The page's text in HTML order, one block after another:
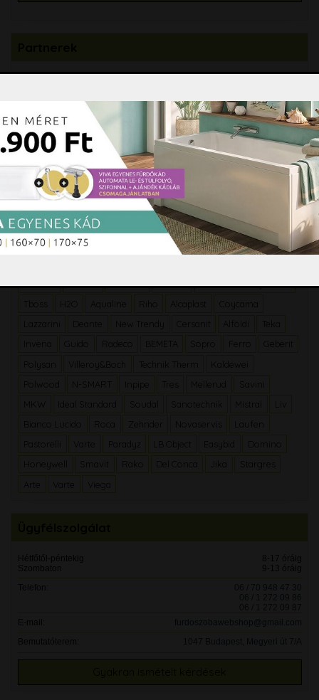
Fürdőszobacentrum
Kád szaküzlet
Zuhanykabinok.hu
Márkák
Radaway Ravak Kolpa San Sapho
Besco
NIWELL
Mofém Cersanit Duravit
Roltechnik Projet Line
Tboss
H2O Aqualine Alcaplast
Deante New Trendy Cersanit Alföldi
Teka
Invena
Radeco BEMETA Ferro
Geberit
Villeroy&Boch Technik Therm
Kaldewei
N-SMART Inpipe Tres Mellerud
MKW
Ideal Standard Sanotechnik Mistral
Bianco Lucido
Zehnder Novaservis
Laufen
Pastorelli
Varte LB Object
Honeywell
Smavit Del Conca
Stargres
Arte
Varte Viega
Hétfőtől-péntekig
8-17 óráig
Szombaton
9-13 óráig
Telefon:
06 / 70 948 47 30
06 / 1 272 09 86
06 / 1 272 09 87
furdoszobawebshop@gmail.com
Bemutatóterem:
1047 Budapest, Megyeri út 7/A